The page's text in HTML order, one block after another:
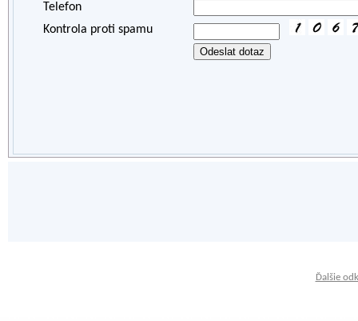
Telefon
Kontrola proti spamu
Ďalšie